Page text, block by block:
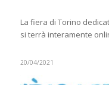
La fiera di Torino
si terrà interamente
20/04/2021